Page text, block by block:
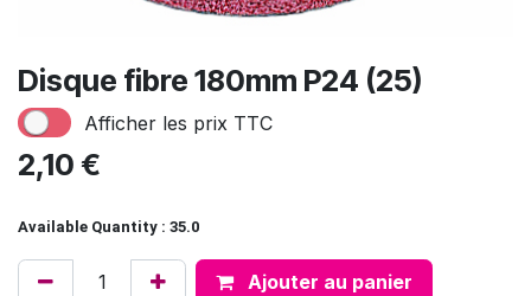
Disque fibre 180mm P24 (25)
Afficher les prix TTC
2,10 €
Available Quantity : 35.0
Ajouter au panier